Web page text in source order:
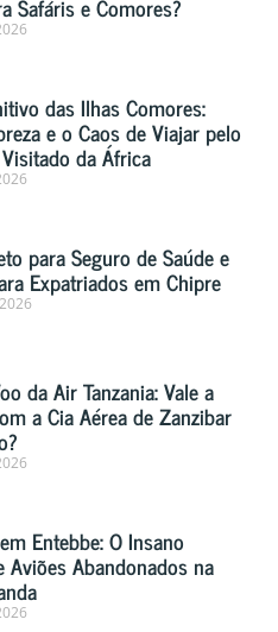
Safáris e Comores?
das Ilhas Comores:
e o Caos de Viajar pelo
da África
para Seguro de Saúde e
Expatriados em Chipre
da Air Tanzania: Vale a
a Cia Aérea de Zanzibar
Entebbe: O Insano
Aviões Abandonados na